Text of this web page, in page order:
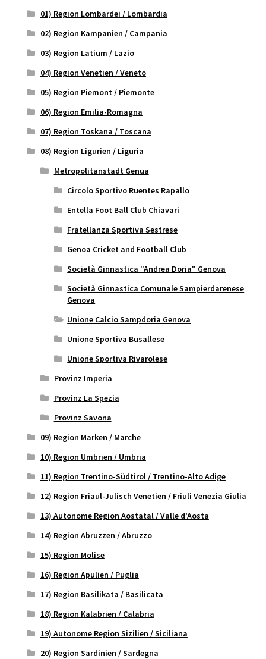
01) Region Lombardei / Lombardia
02) Region Kampanien / Campania
03) Region Latium / Lazio
04) Region Venetien / Veneto
05) Region Piemont / Piemonte
06) Region Emilia-Romagna
07) Region Toskana / Toscana
08) Region Ligurien / Liguria
Metropolitanstadt Genua
Circolo Sportivo Ruentes Rapallo
Entella Foot Ball Club Chiavari
Fratellanza Sportiva Sestrese
Genoa Cricket and Football Club
Società Ginnastica "Andrea Doria" Genova
Società Ginnastica Comunale Sampierdarenese
Genova
Unione Calcio Sampdoria Genova
Unione Sportiva Busallese
Unione Sportiva Rivarolese
Provinz Imperia
Provinz La Spezia
Provinz Savona
09) Region Marken / Marche
10) Region Umbrien / Umbria
11) Region Trentino-Südtirol / Trentino-Alto Adige
12) Region Friaul-Julisch Venetien / Friuli Venezia Giulia
13) Autonome Region Aostatal / Valle d’Aosta
14) Region Abruzzen / Abruzzo
15) Region Molise
16) Region Apulien / Puglia
17) Region Basilikata / Basilicata
18) Region Kalabrien / Calabria
19) Autonome Region Sizilien / Siciliana
20) Region Sardinien / Sardegna